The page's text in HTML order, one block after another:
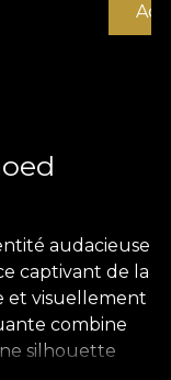
audacieuse
captivant de la
et visuellement
combine
silhouette